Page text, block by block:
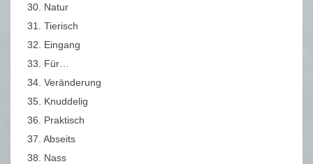
30. Natur
31. Tierisch
32. Eingang
33. Für…
34. Veränderung
35. Knuddelig
36. Praktisch
37. Abseits
38. Nass